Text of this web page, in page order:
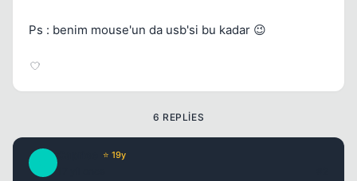
Ps : benim mouse'un da usb'si bu kadar 😉
6 REPLIES
⭐ 19y